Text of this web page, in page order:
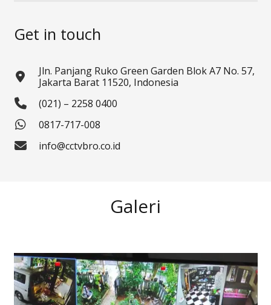
Get in touch
Jln. Panjang Ruko Green Garden Blok A7 No. 57,
Jakarta Barat 11520, Indonesia
(021) – 2258 0400
0817-717-008
info@cctvbro.co.id
Galeri